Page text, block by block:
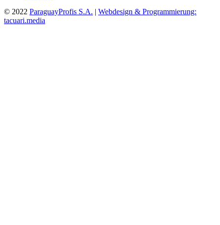
© 2022 ParaguayProfis S.A. | Webdesign & Programmierung:
tacuari.media